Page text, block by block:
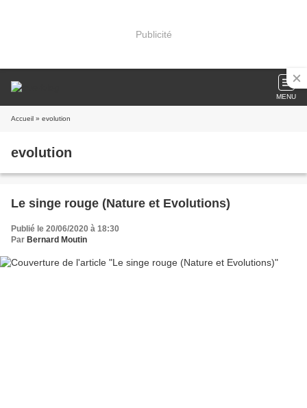
Publicité
MENU
Accueil » evolution
evolution
Le singe rouge (Nature et Evolutions)
Publié le 20/06/2020 à 18:30
Par Bernard Moutin